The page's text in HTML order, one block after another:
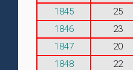
1845
25
1846
23
1847
20
1848
22